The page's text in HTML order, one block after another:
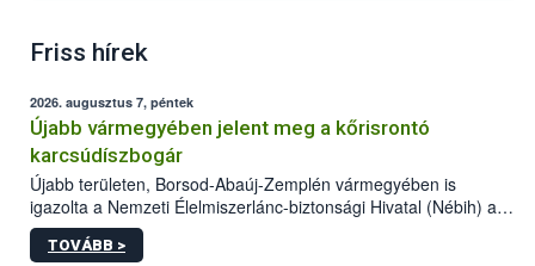
Friss hírek
2026. augusztus 7, péntek
Újabb vármegyében jelent meg a kőrisrontó
karcsúdíszbogár
Újabb területen, Borsod-Abaúj-Zemplén vármegyében is
igazolta a Nemzeti Élelmiszerlánc-biztonsági Hivatal (Nébih) a
kőrisrontó karcsúdíszbogár (Agrilus planipennis) jelenlétét. A
kártevőt nem csak színcsapdában találták meg, de már fertőzött
TOVÁBB >